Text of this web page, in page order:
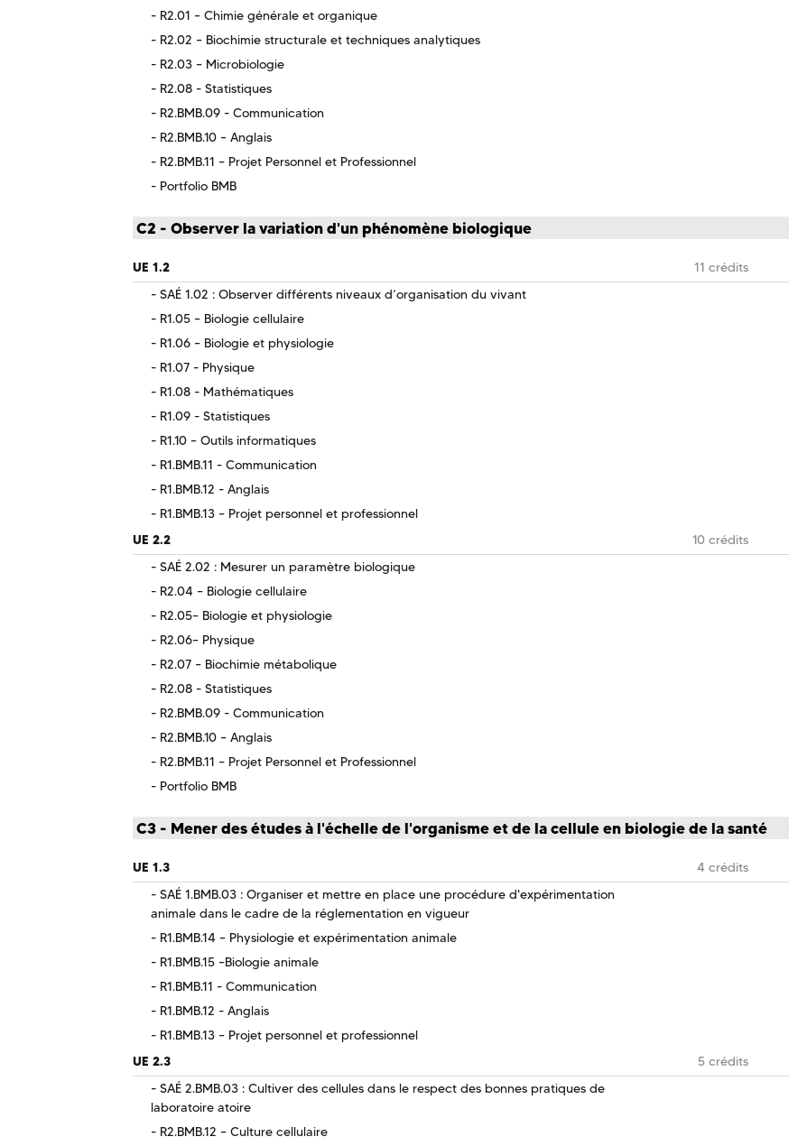
R2.01 – Chimie générale et organique
R2.02 – Biochimie structurale et techniques analytiques
R2.03 – Microbiologie
R2.08 - Statistiques
R2.BMB.09 - Communication
R2.BMB.10 – Anglais
R2.BMB.11 – Projet Personnel et Professionnel
Portfolio BMB
C2 - Observer la variation d'un phénomène biologique
UE 1.2
11 crédits
SAÉ 1.02 : Observer différents niveaux d’organisation du vivant
R1.05 – Biologie cellulaire
R1.06 – Biologie et physiologie
R1.07 - Physique
R1.08 - Mathématiques
R1.09 - Statistiques
R1.10 – Outils informatiques
R1.BMB.11 - Communication
R1.BMB.12 - Anglais
R1.BMB.13 – Projet personnel et professionnel
UE 2.2
10 crédits
SAÉ 2.02 : Mesurer un paramètre biologique
R2.04 – Biologie cellulaire
R2.05– Biologie et physiologie
R2.06– Physique
R2.07 – Biochimie métabolique
R2.08 - Statistiques
R2.BMB.09 - Communication
R2.BMB.10 – Anglais
R2.BMB.11 – Projet Personnel et Professionnel
Portfolio BMB
C3 - Mener des études à l'échelle de l'organisme et de la cellule en biologie de la santé
UE 1.3
4 crédits
SAÉ 1.BMB.03 : Organiser et mettre en place une procédure d'expérimentation
animale dans le cadre de la réglementation en vigueur
R1.BMB.14 – Physiologie et expérimentation animale
R1.BMB.15 –Biologie animale
R1.BMB.11 - Communication
R1.BMB.12 - Anglais
R1.BMB.13 – Projet personnel et professionnel
UE 2.3
5 crédits
SAÉ 2.BMB.03 : Cultiver des cellules dans le respect des bonnes pratiques de
laboratoire atoire
R2.BMB.12 – Culture cellulaire